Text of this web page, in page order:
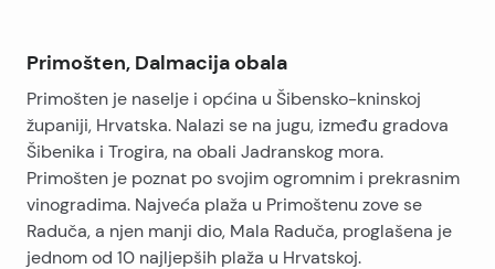
Primošten, Dalmacija obala
Primošten je naselje i općina u Šibensko-kninskoj
županiji, Hrvatska. Nalazi se na jugu, između gradova
Šibenika i Trogira, na obali Jadranskog mora.
Primošten je poznat po svojim ogromnim i prekrasnim
vinogradima. Najveća plaža u Primoštenu zove se
Raduča, a njen manji dio, Mala Raduča, proglašena je
jednom od 10 najljepših plaža u Hrvatskoj.